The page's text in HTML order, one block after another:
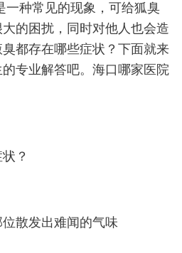
种常见的现象，可给狐臭
的困扰，同时对他人也会造
都存在哪些症状？下面就来
专业解答吧。海口哪家医院
？
散发出难闻的气味